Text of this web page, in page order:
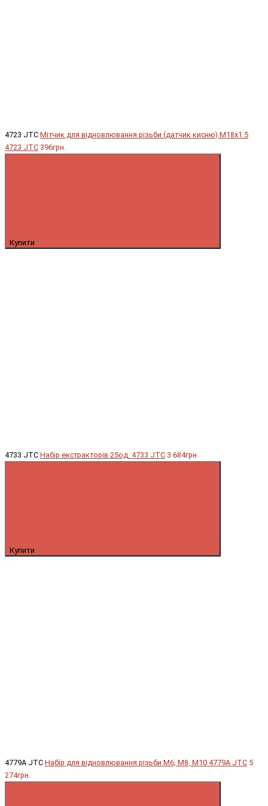
4723 JTC Мітчик для відновлювання різьби (датчик кисню) М18х1.5
4723 JTC 396грн.
Купити
4733 JTC Набір екстракторів 25од. 4733 JTC 3 684грн.
Купити
4779A JTC Набір для відновлювання різьби М6, М8, М10 4779A JTC 5
274грн.